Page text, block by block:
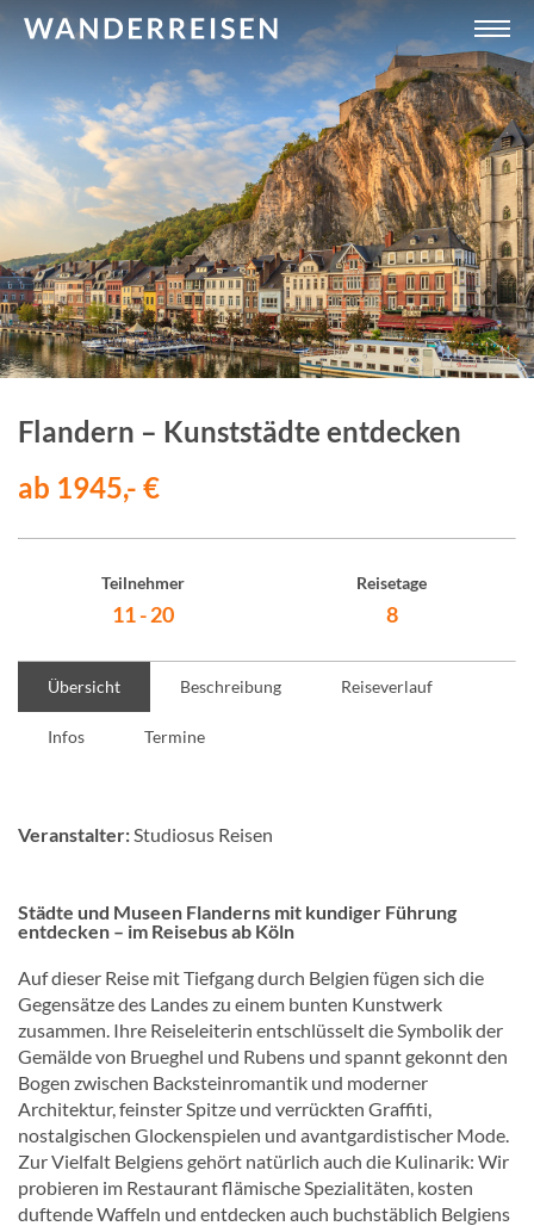
Flandern – Kunststädte entdecken
ab 1945,- €
Teilnehmer
11 - 20
Reisetage
8
Übersicht Beschreibung Reiseverlauf
Infos Termine
Veranstalter:Studiosus Reisen
Städte und Museen Flanderns mit kundiger Führung
entdecken – im Reisebus ab Köln
Auf dieser Reise mit Tiefgang durch Belgien fügen sich die
Gegensätze des Landes zu einem bunten Kunstwerk
zusammen. Ihre Reiseleiterin entschlüsselt die Symbolik der
Gemälde von Brueghel und Rubens und spannt gekonnt den
Bogen zwischen Backsteinromantik und moderner
Architektur, feinster Spitze und verrückten Graffiti,
nostalgischen Glockenspielen und avantgardistischer Mode.
Zur Vielfalt Belgiens gehört natürlich auch die Kulinarik: Wir
probieren im Restaurant flämische Spezialitäten, kosten
duftende Waffeln und entdecken auch buchstäblich Belgiens